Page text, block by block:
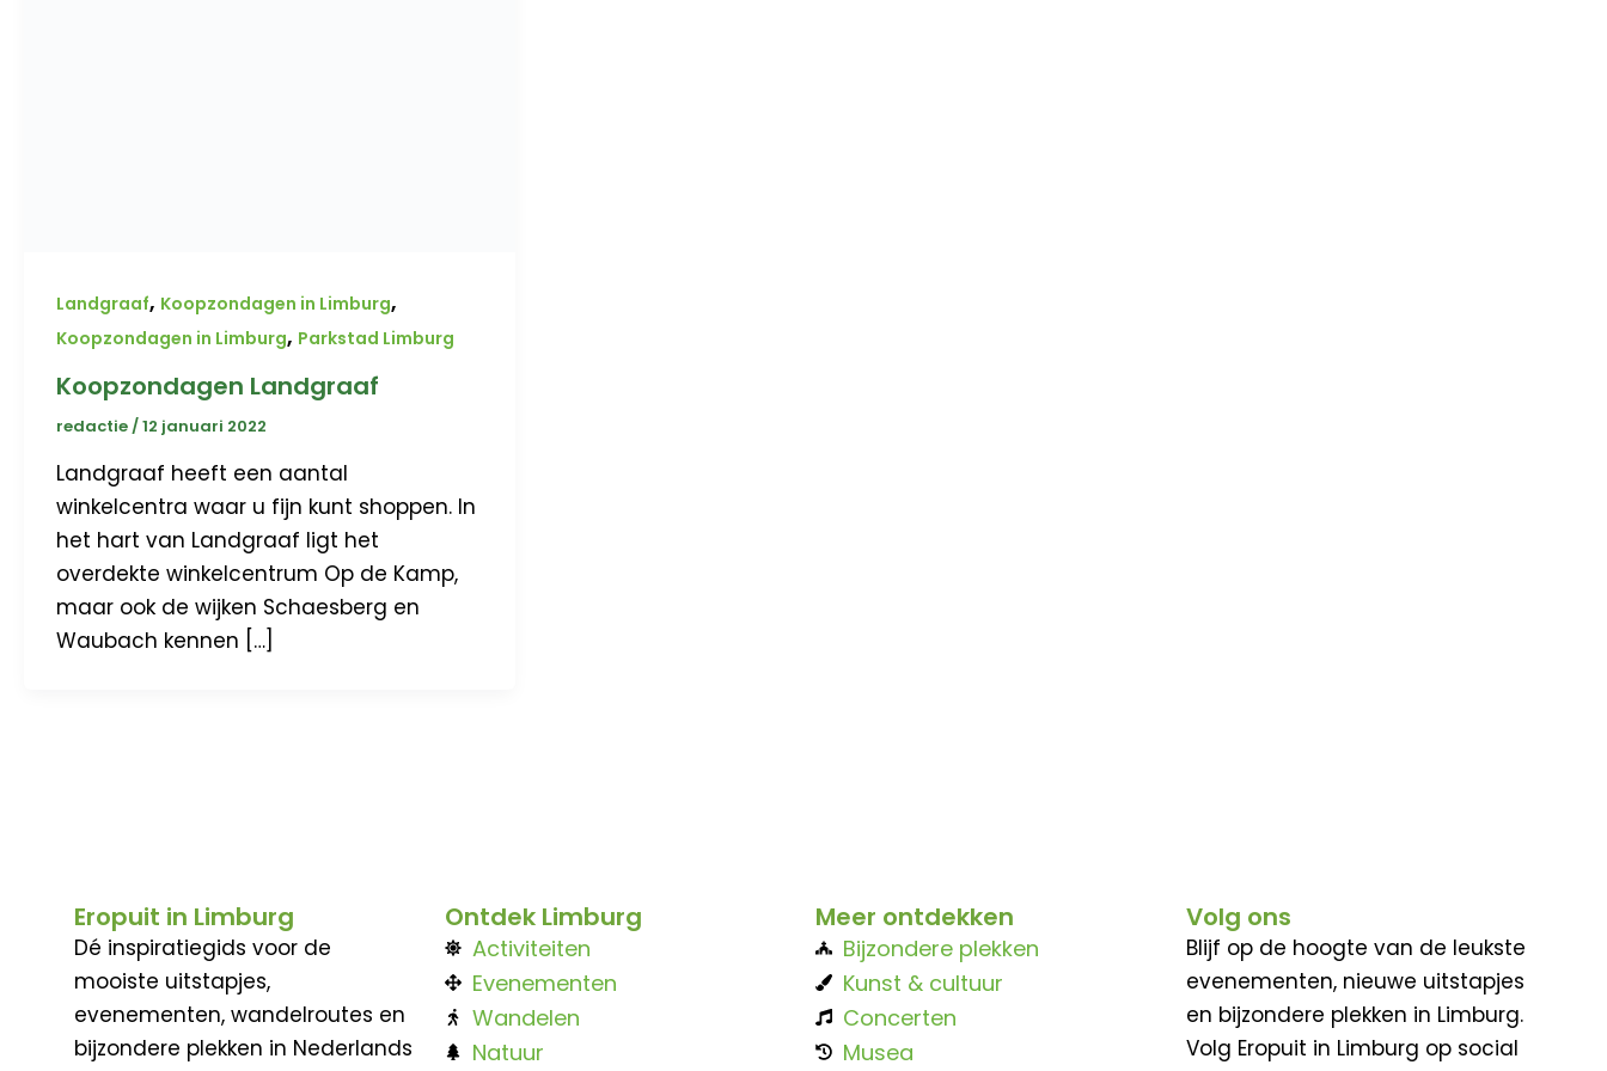
Landgraaf, Koopzondagen in Limburg,
Koopzondagen in Limburg, Parkstad Limburg
Koopzondagen Landgraaf
redactie/12 januari 2022
Landgraaf heeft een aantal
winkelcentra waar u fijn kunt shoppen. In
het hart van Landgraaf ligt het
overdekte winkelcentrum Op de Kamp,
maar ook de wijken Schaesberg en
Waubach kennen […]
Eropuit in Limburg
Dé inspiratiegids voor de
mooiste uitstapjes,
evenementen, wandelroutes en
bijzondere plekken in Nederlands
Ontdek Limburg
Activiteiten
Evenementen
Wandelen
Natuur
Meer ontdekken
Bijzondere plekken
Kunst & cultuur
Concerten
Musea
Volg ons
Blijf op de hoogte van de leukste
evenementen, nieuwe uitstapjes
en bijzondere plekken in Limburg.
Volg Eropuit in Limburg op social